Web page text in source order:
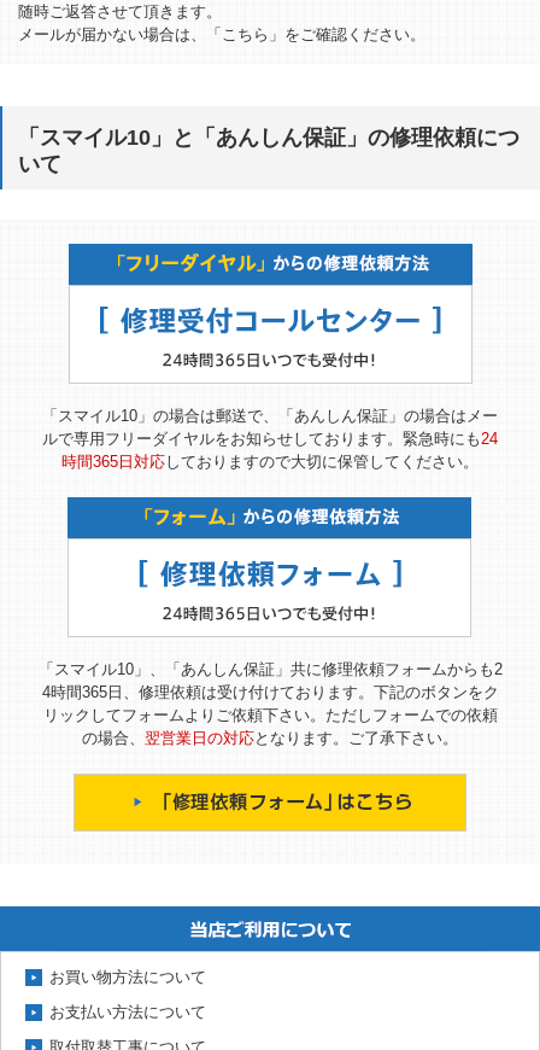
随時ご返答させて頂きます。
メールが届かない場合は、「 こちら 」をご確認ください。
「スマイル10」と「あんしん保証」の修理依頼につ
いて
「スマイル10」の場合は郵送で、「あんしん保証」の場合はメー
ルで専用フリーダイヤルをお知らせしております。緊急時にも 24
時間365日対応しておりますので大切に保管してください。
「スマイル10」、「あんしん保証」共に修理依頼フォームからも2
4時間365日、修理依頼は受け付けております。下記のボタンをク
リックしてフォームよりご依頼下さい。ただしフォームでの依頼
の場合、 翌営業日の対応となります。ご了承下さい。
お買い物方法について
お支払い方法について